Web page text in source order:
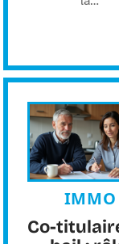
IMMO
Co-